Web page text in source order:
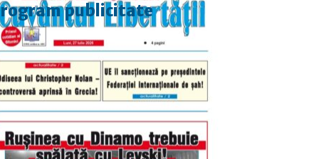
publicitate
luni-vineri
9.00 - 17.00
sâmbătă
închis
duminică
9.00 - 12.00